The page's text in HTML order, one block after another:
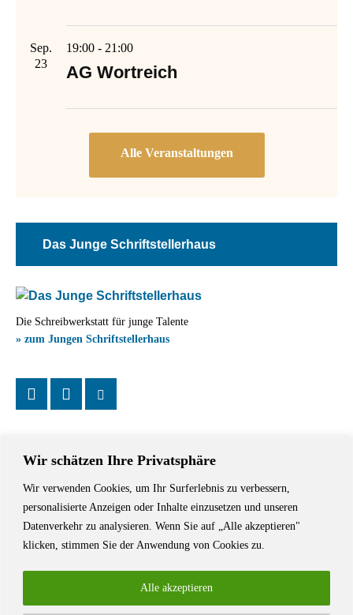
Wir schätzen Ihre Privatsphäre
Wir verwenden Cookies, um Ihr Surferlebnis zu verbessern,
personalisierte Anzeigen oder Inhalte einzusetzen und unseren
Datenverkehr zu analysieren. Wenn Sie auf „Alle akzeptieren"
klicken, stimmen Sie der Anwendung von Cookies zu.
Alle akzeptieren
Sep.
23
19:00 - 21:00
AG Wortreich
Das Junge Schriftstellerhaus
Die Schreibwerkstatt für junge Talente
» zum Jungen Schriftstellerhaus
Das Schriftstellerhaus ist ein beliebter Treffpunkt für Autorinnen und
Autoren aus Stuttgart und der Region sowie ein Veranstaltungsort für
Lesungen, Tagungen und Schreibwerkstätten.